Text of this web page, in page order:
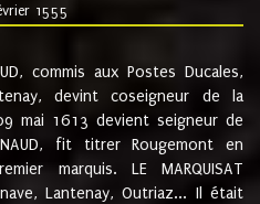
1555
commis aux Postes Ducales,
devint coseigneur de la
mai 1613 devient seigneur de
fit titrer Rougemont en
marquis. LE MARQUISAT
Lantenay, Outriaz... Il était